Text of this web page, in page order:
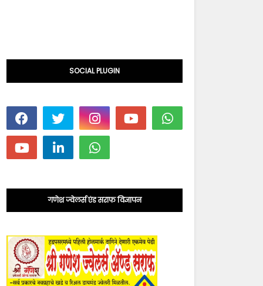
SOCIAL PLUGIN
गणेश ज्वेलर्स एंड सराफ विज्ञापन